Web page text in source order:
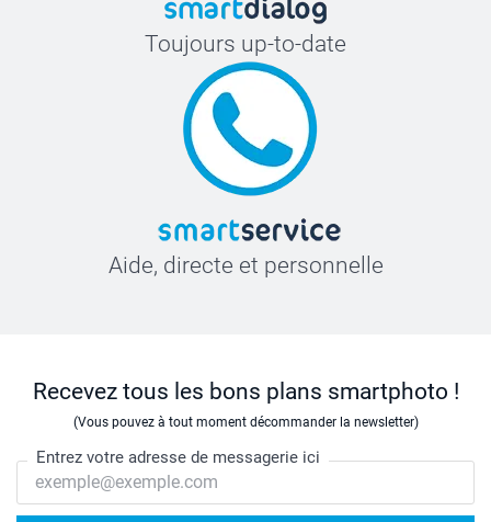
Toujours up-to-date
Aide, directe et personnelle
Recevez tous les bons plans smartphoto !
(Vous pouvez à tout moment décommander la newsletter)
Entrez votre adresse de messagerie ici